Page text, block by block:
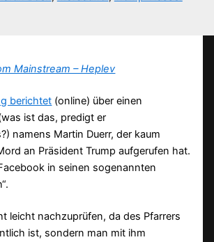
Mainstream – Heplev
berichtet (online) über einen
ist das, predigt er
namens Martin Duerr, der kaum
an Präsident Trump aufgerufen hat.
in seinen sogenannten
leicht nachzuprüfen, da des Pfarrers
ist, sondern man mit ihm